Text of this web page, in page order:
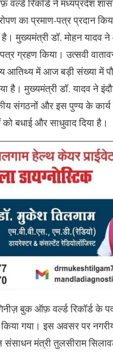
वर्ल्ड रिकॉर्ड ने मध्यप्रदेश
का प्रमाण-पत्र प्रदान
है। मुख्यमंत्री डॉ. मोहन
ग्रहण किया। उत्सवी
आतिथ्य में आज बड़ी संख्या में
है। मुख्यमंत्री डॉ. यादव ने
संगठनों और इस पुण्य के कार्य
बधाई और साधुवाद दिया है।
बुक ऑफ़ वर्ल्ड रिकॉर्ड के
गया। इस अवसर पर
मंत्री तुलसीराम